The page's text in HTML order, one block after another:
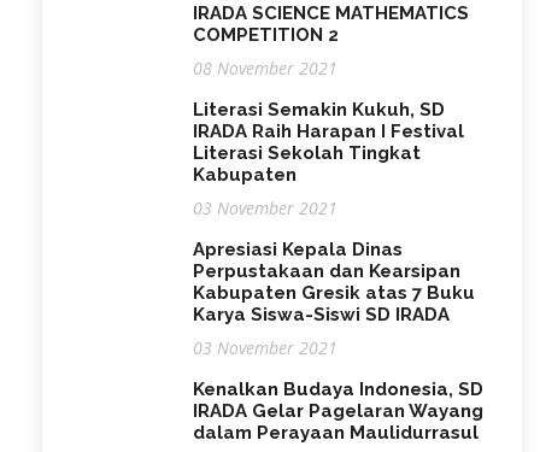
IRADA SCIENCE MATHEMATICS
COMPETITION 2
08 November 2021
Literasi Semakin Kukuh, SD
IRADA Raih Harapan I Festival
Literasi Sekolah Tingkat
Kabupaten
03 November 2021
Apresiasi Kepala Dinas
Perpustakaan dan Kearsipan
Kabupaten Gresik atas 7 Buku
Karya Siswa-Siswi SD IRADA
03 November 2021
Kenalkan Budaya Indonesia, SD
IRADA Gelar Pagelaran Wayang
dalam Perayaan Maulidurrasul